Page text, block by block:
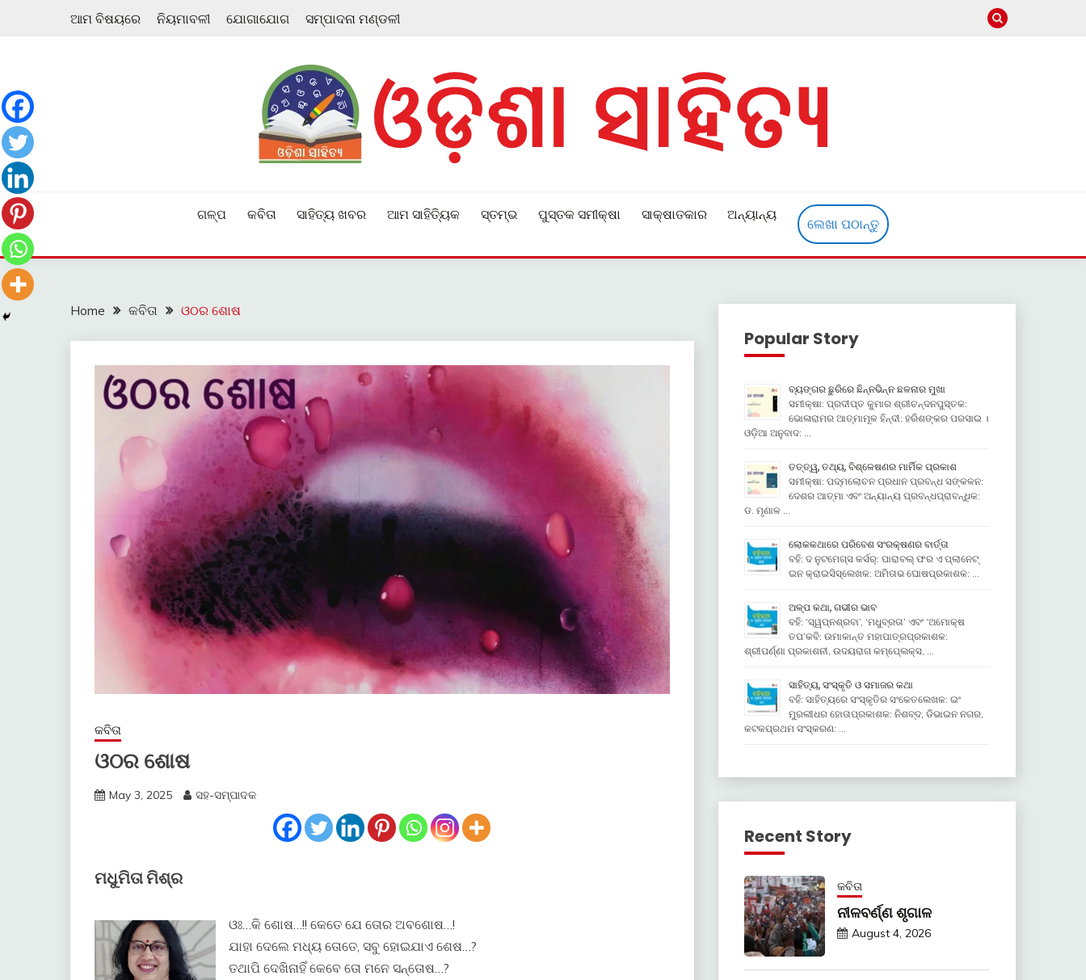
ଆମ ବିଷୟରେ ନିୟମାବଳୀ ଯୋଗାଯୋଗ ସମ୍ପାଦନା ମଣ୍ଡଳୀ
ଗଳ୍ପ କବିତା ସାହିତ୍ୟ ଖବର ଆମ ସାହିତ୍ୟିକ ସ୍ତମ୍ଭ ପୁସ୍ତକ ସମୀକ୍ଷା ସାକ୍ଷାତକାର ଅନ୍ୟାନ୍ୟ
ଲେଖା ପଠାନ୍ତୁ
Home କବିତା ଓଠର ଶୋଷ
କବିତା
ଓଠର ଶୋଷ
May 3, 2025 ସହ-ସମ୍ପାଦକ
ମଧୁମିତା ମିଶ୍ର
ଓଃ…କି ଶୋଷ…!! କେତେ ଯେ ତୋର ଅବଶୋଷ…!
ଯାହା ଦେଲେ ମଧ୍ୟ ତୋତେ, ସବୁ ହୋଇଯାଏ ଶେଷ…?
ତଥାପି ଦେଖିନାହିଁ କେବେ ତୋ ମନେ ସନ୍ତୋଷ…?
Popular Story
ବ୍ୟଙ୍ଗର ଛୁରିରେ ଛିନ୍ନଭିନ୍ନ ଛଳନାର ମୁଖା
ସମୀକ୍ଷା: ପ୍ରଦୀପ୍ତ କୁମାର ଶ୍ରୀଚନ୍ଦନପୁସ୍ତକ:
ଭୋଳାରାମର ଆତ୍ମାମୂଳ ହିନ୍ଦୀ: ହରିଶଙ୍କର ପରସାଇ ।
ଓଡ଼ିଆ ଅନୁବାଦ: …
ତତ୍ତ୍ୱ, ତଥ୍ୟ, ବିଶ୍ଳେଷଣର ମାର୍ମିକ ପ୍ରକାଶ
ସମୀକ୍ଷା: ପଦ୍ମଲୋଚନ ପ୍ରଧାନ ପ୍ରବନ୍ଧ ସଙ୍କଳନ:
ଦେଶର ଆତ୍ମା ଏବଂ ଅନ୍ୟାନ୍ୟ ପ୍ରବନ୍ଧପ୍ରାବନ୍ଧିକ:
ଡ. ମୃଣାଳ …
ଲୋକକଥାରେ ପରିବେଶ ସଂରକ୍ଷଣର ବାର୍ତ୍ତା
ବହି: ଦ ନୁଟମେଗ୍ସ କର୍ସର୍: ପାରାବଲ୍ ଫର ଏ ପ୍ଲାନେଟ୍
ଇନ କ୍ରାଇସିସ୍ଲେଖକ: ଅମିତାଭ ଘୋଷପ୍ରକାଶକ: …
ଅଳ୍ପ କଥା, ଗଭୀର ଭାବ
ବହି: ‘ସ୍ୱପ୍ନଶ୍ରବା’, ‘ମଧୁବ୍ରତା’ ଏବଂ ‘ଅମୋକ୍ଷ
ତପ’କବି: ଉମାକାନ୍ତ ମହାପାତ୍ରପ୍ରକାଶକ:
ଶ୍ରୀପର୍ଣ୍ଣା ପ୍ରକାଶନୀ, ଉଦୟରାଗ କମ୍ପେ୍ଲକ୍ସ, …
ସାହିତ୍ୟ, ସଂସ୍କୃତି ଓ ସମାଜର କଥା
ବହି: ସାହିତ୍ୟରେ ସଂସ୍କୃତିର ସଂକେତଲେଖକ: ଇଂ
ମୁରଲୀଧର ହୋତାପ୍ରକାଶକ: ନିଶବ୍ଦ, ଡିଭାଇନ ନଗର,
କଟକପ୍ରଥମ ସଂସ୍କରଣ: …
Recent Story
କବିତା
ନୀଳବର୍ଣ୍ଣ ଶୃଗାଳ
August 4, 2026